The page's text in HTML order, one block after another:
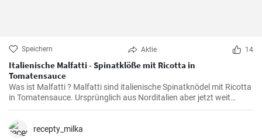
Speichern Aktie 14
Italienische Malfatti - Spinatklöße mit Ricotta in
Tomatensauce
Was ist Malfatti ? Malfatti sind italienische Spinatknödel mit Ricotta
in Tomatensauce. Ursprünglich aus Norditalien aber jetzt weit
verbreitet in ganz Italien werden die Spinat Ricotta Klöße mit
recepty_milka